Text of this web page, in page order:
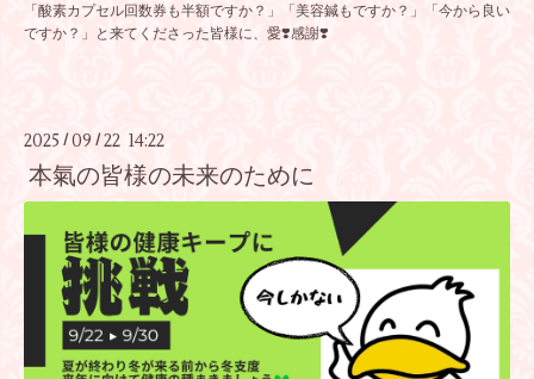
「酸素カプセル回数券も半額ですか？」「美容鍼もですか？」「今から良い
ですか？」と来てくださった皆様に、愛❣️感謝❣️
2025 /09 / 22 14:22
本氣の皆様の未来のために